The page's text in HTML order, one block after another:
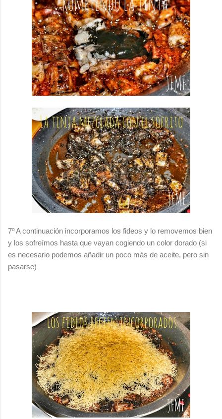
7º A continuación incorporamos los fideos y lo removemos bien
y los sofreímos hasta que vayan cogiendo un color dorado (si
es necesario podemos añadir un poco más de aceite, pero sin
pasarse)